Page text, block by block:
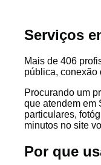
Serviços
Mais de 406
pública, conexão
Procurando um
que atendem em
particulares,
minutos no site
Por que